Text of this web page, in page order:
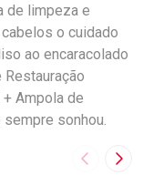
de limpeza e
o cuidado
ao encaracolado
Ampola de
sonhou.
Imagem